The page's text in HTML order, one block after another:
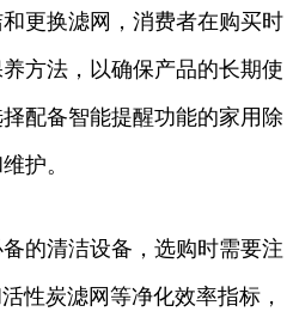
更换滤网，消费者在购买时
方法，以确保产品的长期使
配备智能提醒功能的家用除
护。
的清洁设备，选购时需要注
性炭滤网等净化效率指标，